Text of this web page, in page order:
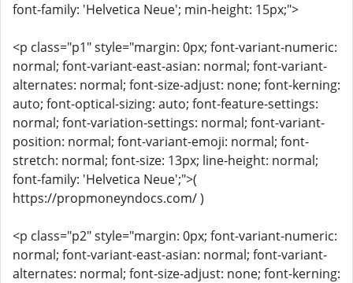
font-family: 'Helvetica Neue'; min-height: 15px;">
<p class="p1" style="margin: 0px; font-variant-numeric:
normal; font-variant-east-asian: normal; font-variant-
alternates: normal; font-size-adjust: none; font-kerning:
auto; font-optical-sizing: auto; font-feature-settings:
normal; font-variation-settings: normal; font-variant-
position: normal; font-variant-emoji: normal; font-
stretch: normal; font-size: 13px; line-height: normal;
font-family: 'Helvetica Neue';">(
https://propmoneyndocs.com/ )
<p class="p2" style="margin: 0px; font-variant-numeric:
normal; font-variant-east-asian: normal; font-variant-
alternates: normal; font-size-adjust: none; font-kerning: